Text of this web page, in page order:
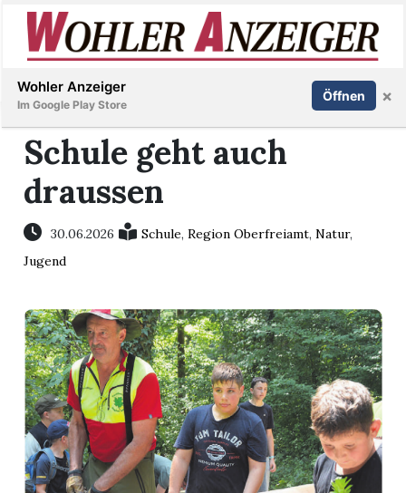
Immobilien
Veranstaltungen
E-
Paper
Newsletter
App
Inserieren Abonnieren Anmelden
Schule geht auch
draussen
30.06.2026 Schule,Region Oberfreiamt,Natur,
Jugend
Wohler Anzeiger
Im Google Play Store
Öffnen ×